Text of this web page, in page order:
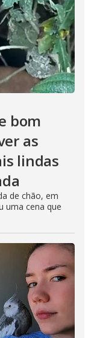
bom
as
lindas
de chão, em
uma cena que